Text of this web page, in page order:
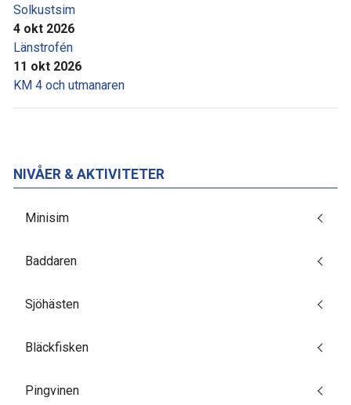
Solkustsim
4 okt 2026
Länstrofén
11 okt 2026
KM 4 och utmanaren
NIVÅER & AKTIVITETER
Minisim
Baddaren
Sjöhästen
Bläckfisken
Pingvinen